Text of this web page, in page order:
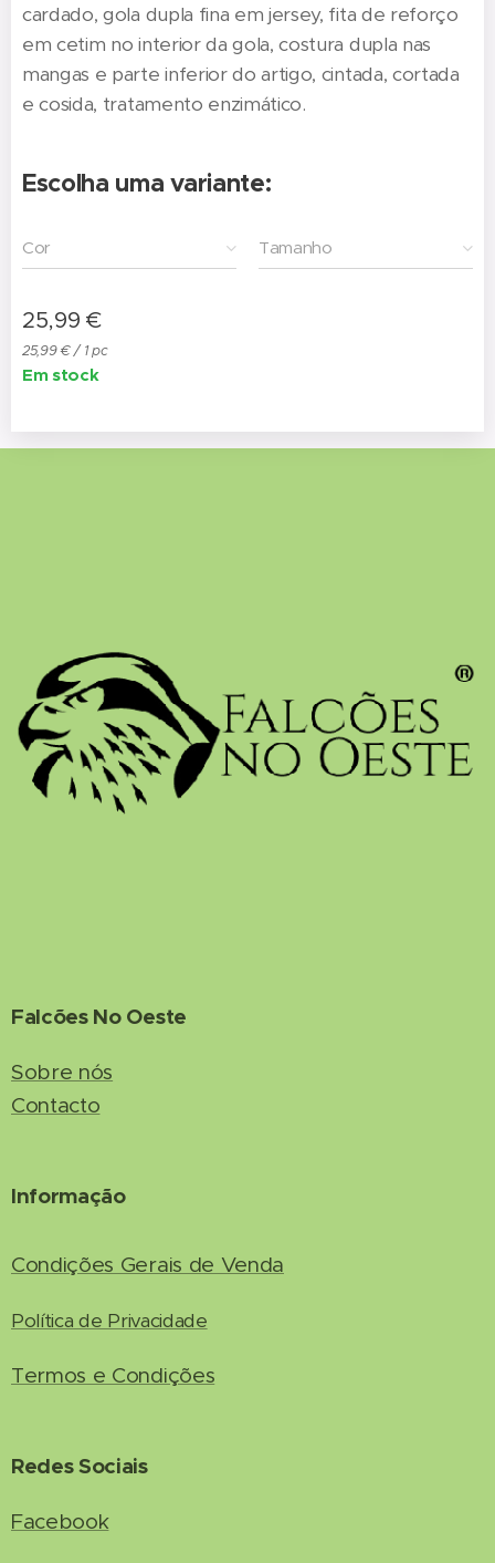
cardado, gola dupla fina em jersey, fita de reforço
em cetim no interior da gola, costura dupla nas
mangas e parte inferior do artigo, cintada, cortada
e cosida, tratamento enzimático.
Escolha uma variante:
Cor Tamanho
25,99 €
25,99 € / 1 pc
Em stock
Falcões No Oeste
Sobre nós
Contacto
Informação
Condições Gerais de Venda
Política de Privacidade
Termos e Condições
Redes Sociais
Facebook